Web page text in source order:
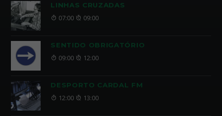
LINHAS CRUZADAS
07:00 09:00
SENTIDO OBRIGATÓRIO
09:00 12:00
DESPORTO CARDAL FM
12:00 13:00